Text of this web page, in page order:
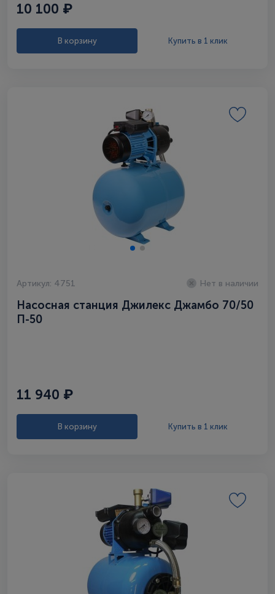
10 100 ₽
В корзину Купить в 1 клик
Артикул: 4751 Нет в наличии
Насосная станция Джилекс Джамбо 70/50
П-50
11 940 ₽
В корзину Купить в 1 клик